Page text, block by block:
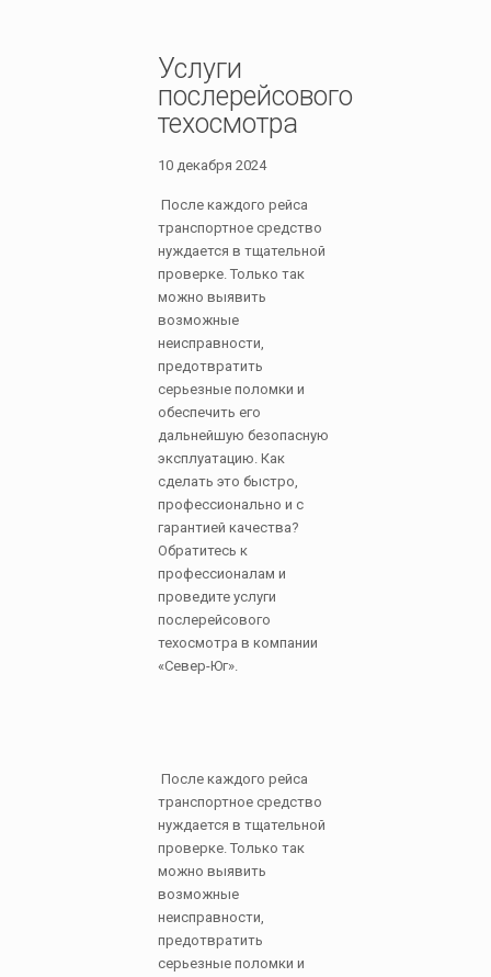
Услуги
послерейсового
техосмотра
10 декабря 2024
После каждого рейса
транспортное средство
нуждается в тщательной
проверке. Только так
можно выявить
возможные
неисправности,
предотвратить
серьезные поломки и
обеспечить его
дальнейшую безопасную
эксплуатацию. Как
сделать это быстро,
профессионально и с
гарантией качества?
Обратитесь к
профессионалам и
проведите услуги
послерейсового
техосмотра в компании
«Север-Юг».
После каждого рейса
транспортное средство
нуждается в тщательной
проверке. Только так
можно выявить
возможные
неисправности,
предотвратить
серьезные поломки и